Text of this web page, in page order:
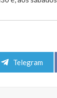
Share
Telegram